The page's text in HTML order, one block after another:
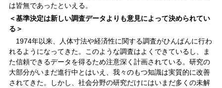
は皆無であったといえる。
＜基準決定は新しい調査データよりも意見によって決められてい
る＞
1974年以来、人体寸法や経済性に関する調査がひんぱんに行わ
れるようになってきた。このような調査はよくできているし、ま
た信頼できるデータを得るため注意深く計画されている。研究の
大部分がいまだ進行中とはいえ、我々のもつ知識は実質的に改善
されてきた。しかし、社会分野の研究だけにはいまだ多くの未解